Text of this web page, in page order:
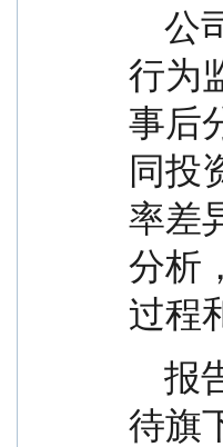
行为
事后
同投
率差
分析
过程
待旗